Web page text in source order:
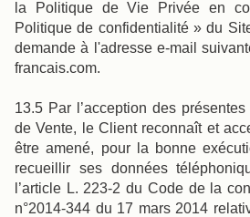
la Politique de Vie Privée en
Politique de confidentialité » du
demande à l'adresse e-mail
francais.com.
13.5 Par l’acception des
de Vente, le Client reconnaît et
être amené, pour la bonne
recueillir ses données
l’article L. 223-2 du Code de la
n°2014-344 du 17 mars 2014